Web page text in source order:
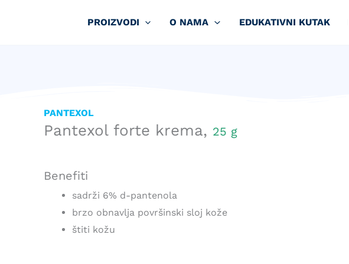
PROIZVODI O NAMA EDUKATIVNI KUTAK
PANTEXOL
Pantexol forte krema, 25 g
Benefiti
sadrži 6% d-pantenola
brzo obnavlja površinski sloj kože
štiti kožu